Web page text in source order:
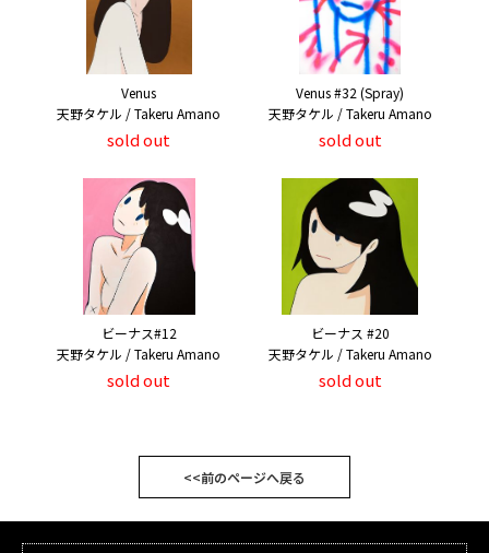
Venus
天野タケル / Takeru Amano
sold out
Venus #32 (Spray)
天野タケル / Takeru Amano
sold out
ビーナス#12
天野タケル / Takeru Amano
sold out
ビーナス #20
天野タケル / Takeru Amano
sold out
<<前のページへ戻る